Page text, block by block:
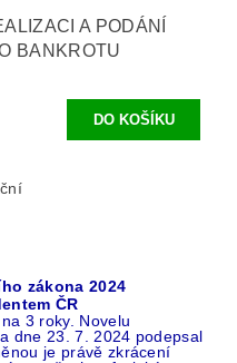
A PODÁNÍ
BANKROTU
zákona 2024
ČR
3 roky. Novelu
dne 23. 7. 2024 podepsal
je právě zkrácení